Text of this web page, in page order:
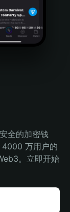
全的加密钱
万用户的
。立即开始